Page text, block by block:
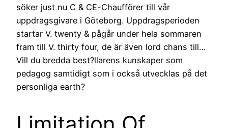
söker just nu C & CE-Chaufförer till vår
uppdragsgivare i Göteborg. Uppdragsperioden
startar V. twenty & pågår under hela sommaren
fram till V. thirty four, de är även lord chans till…
Vill du bredda best?llarens kunskaper som
pedagog samtidigt som i också utvecklas på det
personliga earth?